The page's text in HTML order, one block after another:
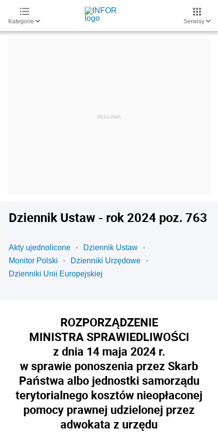
Kategorie Serwisy
Dziennik Ustaw - rok 2024 poz. 763
Akty ujednolicone
Dziennik Ustaw
Monitor Polski
Dzienniki Urzędowe
Dzienniki Unii Europejskiej
ROZPORZĄDZENIE
MINISTRA SPRAWIEDLIWOŚCI
z dnia 14 maja 2024 r.
w sprawie ponoszenia przez Skarb
Państwa albo jednostki samorządu
terytorialnego kosztów nieopłaconej
pomocy prawnej udzielonej przez
adwokata z urzędu